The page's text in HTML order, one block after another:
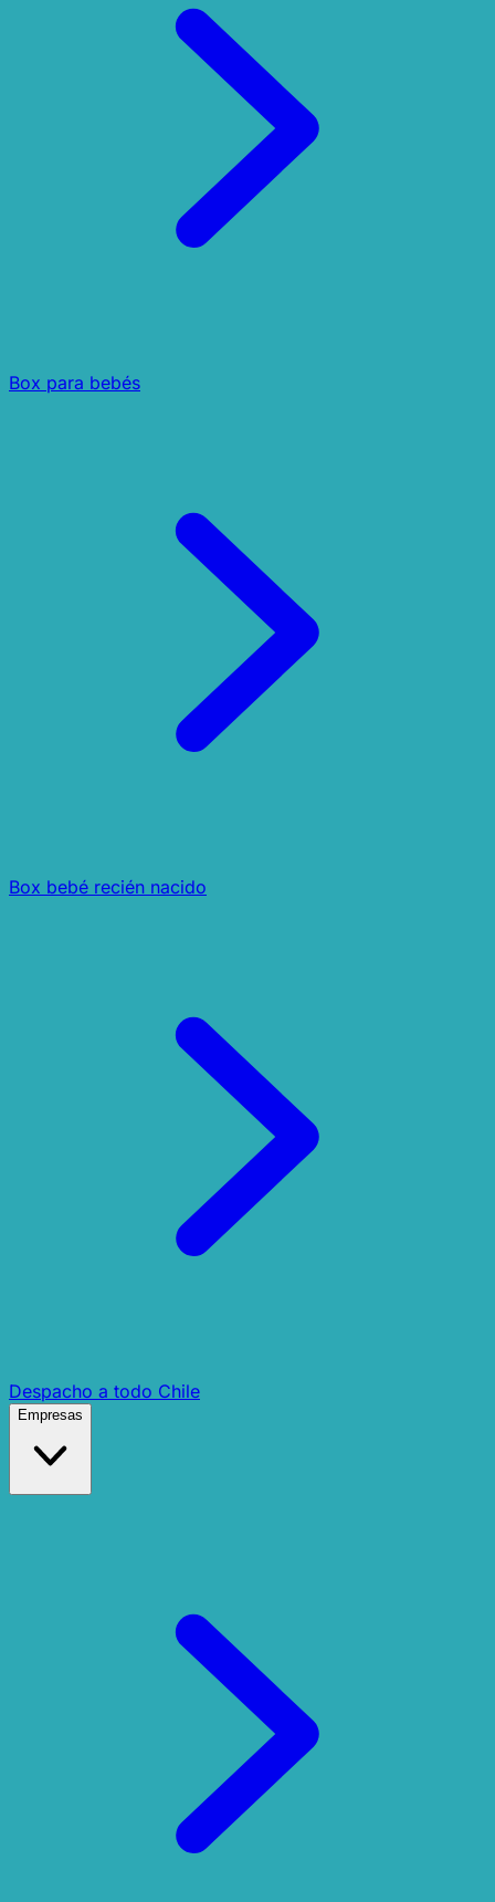
Box para bebés
Box bebé recién nacido
Despacho a todo Chile
Empresas